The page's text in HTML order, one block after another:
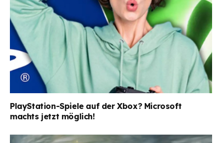
PlayStation-Spiele auf der Xbox? Microsoft
machts jetzt möglich!